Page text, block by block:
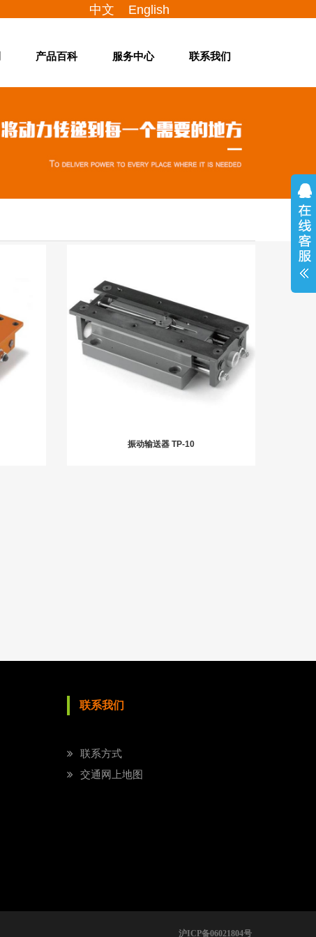
中文 English
产品百科 服务中心 联系我们
振动输送器 TP-10
联系我们
联系方式
交通网上地图
沪ICP备06021804号